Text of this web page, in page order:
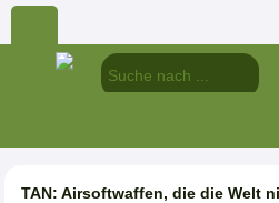
TAN: Airsoftwaffen, die die Welt